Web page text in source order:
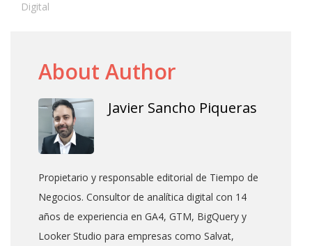
Digital
About Author
Javier Sancho Piqueras
Propietario y responsable editorial de Tiempo de
Negocios. Consultor de analítica digital con 14
años de experiencia en GA4, GTM, BigQuery y
Looker Studio para empresas como Salvat,